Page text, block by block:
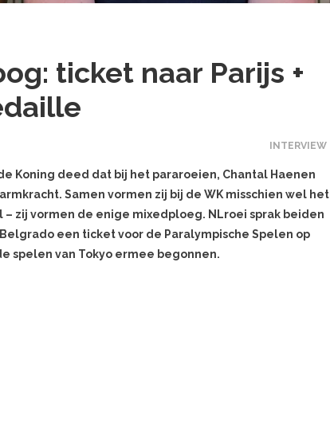
ticket naar Parijs +
INTERVIEW
Koning deed dat bij het pararoeien, Chantal Haenen
Samen vormen zij bij de WK misschien wel het
zij vormen de enige mixedploeg. NLroei sprak beiden
een ticket voor de Paralympische Spelen op
spelen van Tokyo ermee begonnen.